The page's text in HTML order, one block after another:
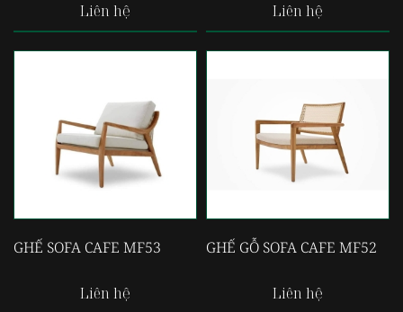
Liên hệ Liên hệ
GHẾ SOFA CAFE MF53
Liên hệ
GHẾ GỖ SOFA CAFE MF52
Liên hệ